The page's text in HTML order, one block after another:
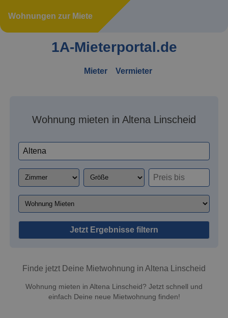
Wohnungen zur Miete
1A-Mieterportal.de
Mieter Vermieter
Wohnung mieten in Altena Linscheid
Jetzt Ergebnisse filtern
Finde jetzt Deine Mietwohnung in Altena Linscheid
Wohnung mieten in Altena Linscheid? Jetzt schnell und
einfach Deine neue Mietwohnung finden!